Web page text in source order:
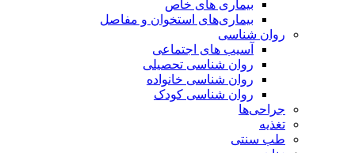
بیماری های خاص
بیماری‌های استخوان و مفاصل
روان شناسی
آسیب های اجتماعی
روان شناسی تحصیلی
روان شناسی خانواده
روان شناسی کودک
جراحی‌ها
تغذیه
طب سنتی